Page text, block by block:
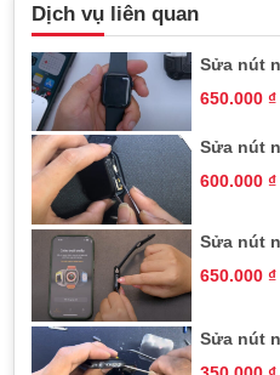
TeamCare cung cấp dịch vụ
bạn giải quyết nhanh
Nguyên nhân phổ
nguồn bị hỏng
Trước khi quyết định sửa chữa,
đến sự hỏng hóc của nút nguồn
Apple Watch bị ngấm nước
dụng trong môi trường ẩm
Dịch vụ liên quan
Sửa nút
650.000 ₫
Sửa nút
600.000 ₫
Sửa nút
650.000 ₫
Sửa nút